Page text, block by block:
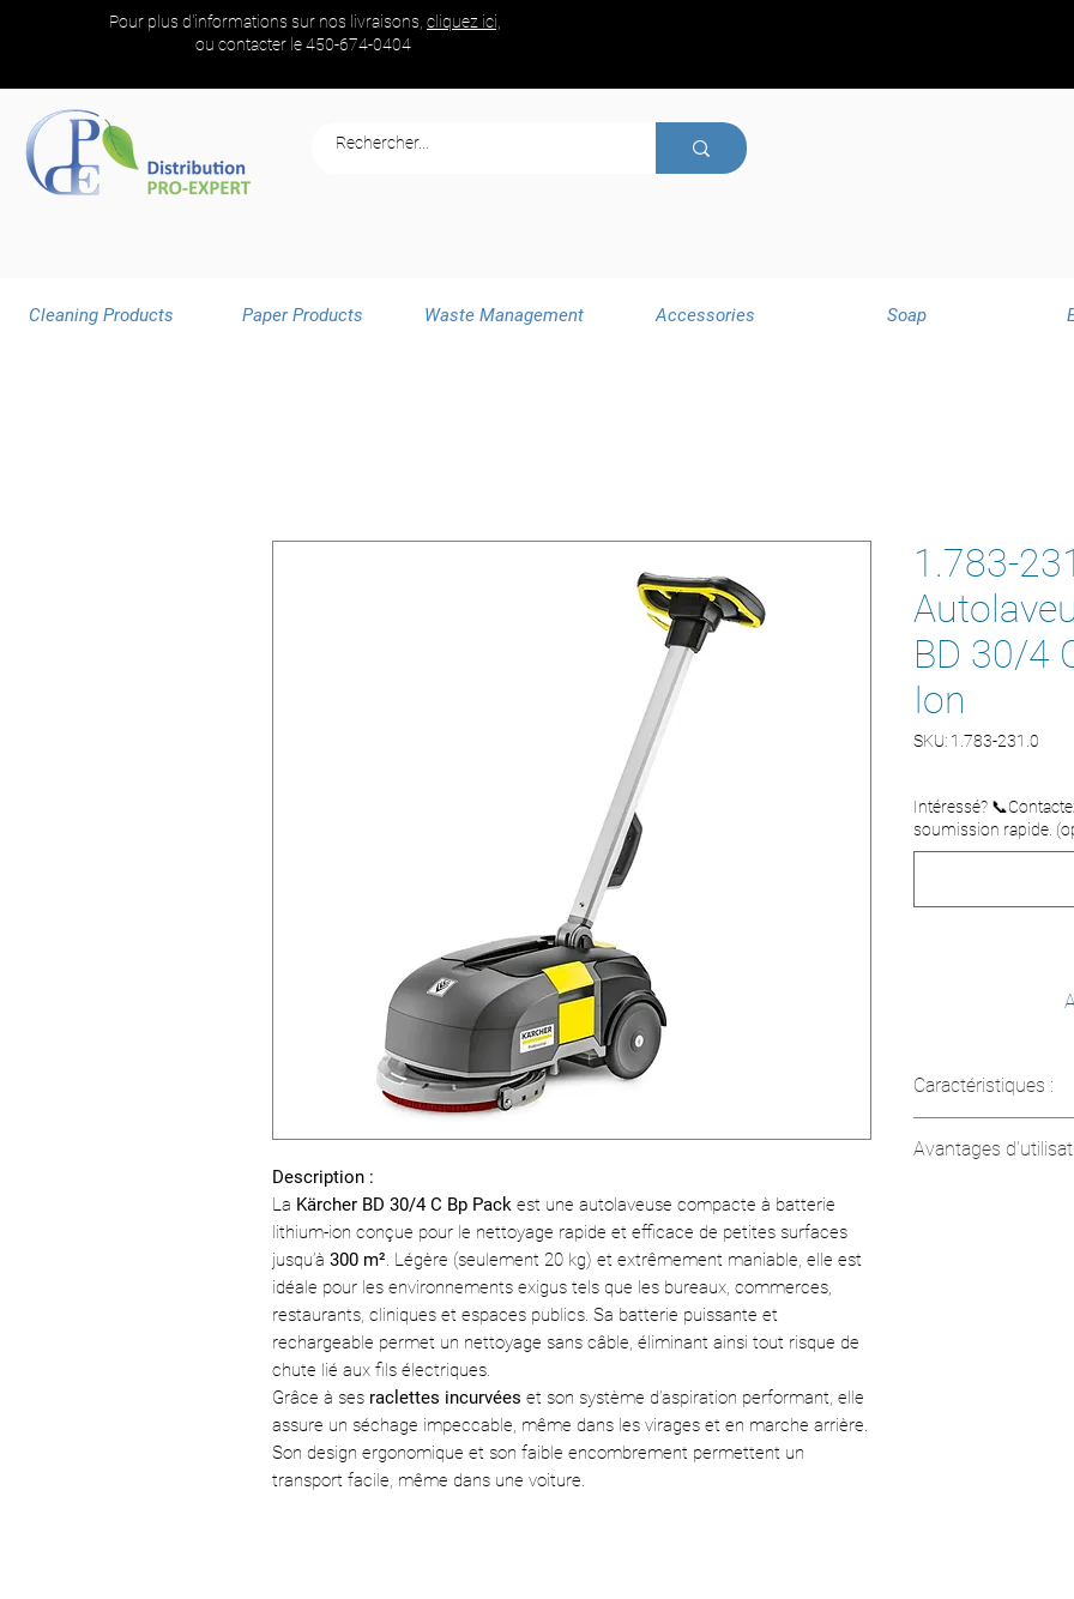
Pour plus d'informations sur nos livraisons, cliquez ici,
ou contacter le450-674-0404
Cleaning Products Paper Products Waste Management Accessories Soap
Description :
La Kärcher BD 30/4 C Bp Pack est une autolaveuse compacte à batterie
lithium-ion conçue pour le nettoyage rapide et efficace de petites surfaces
jusqu’à 300 m². Légère (seulement 20 kg) et extrêmement maniable, elle est
idéale pour les environnements exigus tels que les bureaux, commerces,
restaurants, cliniques et espaces publics. Sa batterie puissante et
rechargeable permet un nettoyage sans câble, éliminant ainsi tout risque de
chute lié aux fils électriques.
Grâce à ses raclettes incurvées et son système d’aspiration performant, elle
assure un séchage impeccable, même dans les virages et en marche arrière.
Son design ergonomique et son faible encombrement permettent un
transport facile, même dans une voiture.
1.783-
BD 30/4
Ion
SKU: 1.783-231.0
Intéressé?
soumission rapide.
Caractéristiques :
• Largeur de travail
Avantages